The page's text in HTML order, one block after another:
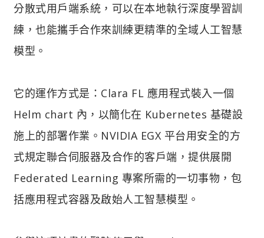
分散式用戶端系統，可以在本地執行深度學習訓
練，也能攜手合作來訓練更精準的全域人工智慧
模型。
它的運作方式是：Clara FL 應用程式裝入一個
Helm chart 內，以簡化在 Kubernetes 基礎設
施上的部署作業。NVIDIA EGX 平台用安全的方
式規定聯合伺服器及合作的客戶端，提供展開
Federated Learning 專案所需的一切事物，包
括應用程式容器及啟始人工智慧模型。